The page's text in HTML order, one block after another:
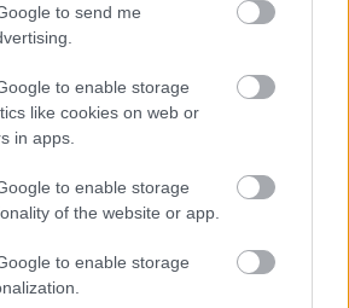
to send me
to enable storage
like cookies on web or
in apps.
to enable storage
of the website or app.
to enable storage
az euróval, és mit tanulhat
Magyarország?